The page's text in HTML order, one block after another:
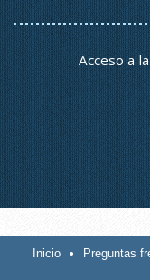
Acceso a
Inicio • Preguntas